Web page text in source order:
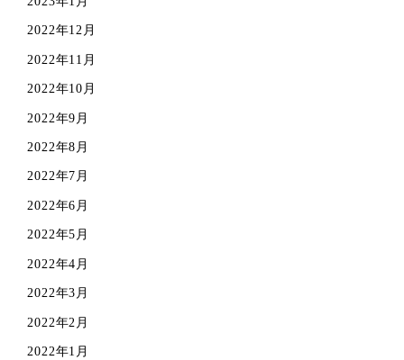
2022年12月
2022年11月
2022年10月
2022年9月
2022年8月
2022年7月
2022年6月
2022年5月
2022年4月
2022年3月
2022年2月
2022年1月